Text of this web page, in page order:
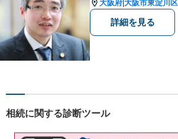
大阪府 大阪市東淀川区
詳細を見る
相続に関する診断ツール